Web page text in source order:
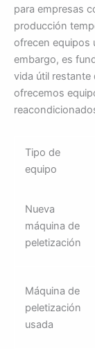
para empresas
producción
ofrecen equipos
embargo, es
vida útil restante
ofrecemos
Tipo de
equipo
Nueva
máquina de
peletización
Máquina de
peletización
usada